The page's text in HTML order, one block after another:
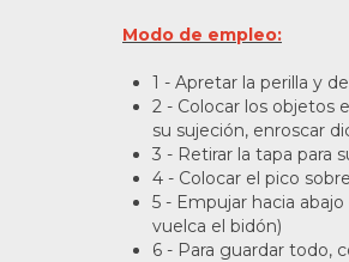
Modo de empleo:
1 - Apretar la perilla y
2 - Colocar los objetos
su sujeción, enroscar
3 - Retirar la tapa para
4 - Colocar el pico
5 - Empujar hacia
vuelca el bidón)
6 - Para guardar todo,